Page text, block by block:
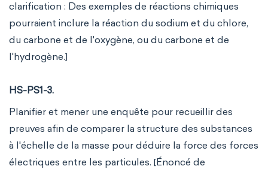
clarification : Des exemples de réactions chimiques
pourraient inclure la réaction du sodium et du chlore,
du carbone et de l'oxygène, ou du carbone et de
l'hydrogène.]
HS-PS1-3.
Planifier et mener une enquête pour recueillir des
preuves afin de comparer la structure des substances
à l'échelle de la masse pour déduire la force des forces
électriques entre les particules. [Énoncé de